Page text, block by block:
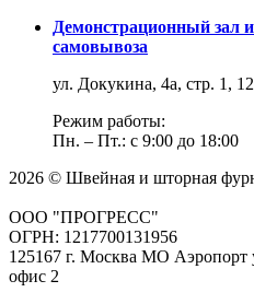
Демонстрационный зал
самовывоза
ул. Докукина, 4а, стр. 1,
Режим работы:
Пн. – Пт.: с 9:00 до 18:00
2026 © Швейная и шторная
ООО "ПРОГРЕСС"
ОГРН: 1217700131956
125167 г. Москва МО Аэропорт
офис 2